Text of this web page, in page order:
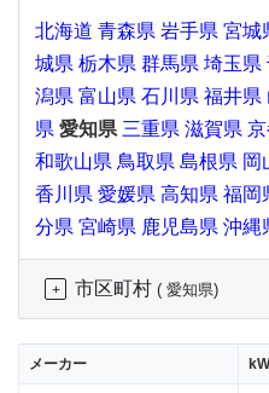
北海道 青森県 岩手県 宮城
城県 栃木県 群馬県 埼玉県
潟県 富山県 石川県 福井県
県 愛知県 三重県 滋賀県
和歌山県 鳥取県 島根県 岡
香川県 愛媛県 高知県 福岡
分県 宮崎県 鹿児島県 沖縄
市区町村 ( 愛知県)
メーカー